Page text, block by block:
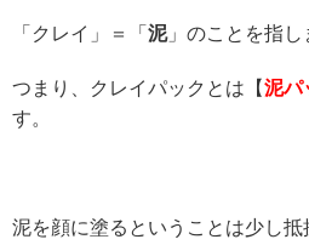
「クレイ」＝「 泥」のことを指し
つまり、クレイパックとは【泥パ
す。
泥を顔に塗るということは少し